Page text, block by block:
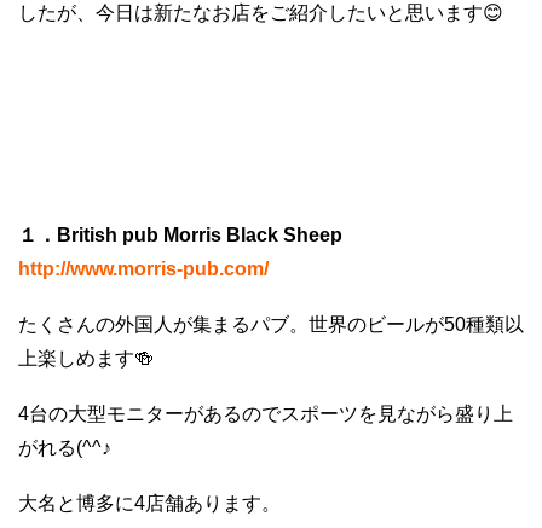
したが、今日は新たなお店をご紹介したいと思います😊
１．British pub Morris Black Sheep
http://www.morris-pub.com/
たくさんの外国人が集まるパブ。世界のビールが50種類以
上楽しめます🍻
4台の大型モニターがあるのでスポーツを見ながら盛り上
がれる(^^♪
大名と博多に4店舗あります。